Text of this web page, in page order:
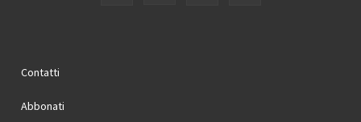
Contatti
Abbonati